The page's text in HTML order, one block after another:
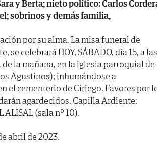
y Berta; nieto político: Carlos
sobrinos y demás familia,
por su alma. La misa funeral de
se celebrará HOY, SÁBADO, día 15, a las
de la mañana, en la iglesia parroquial de
Agustinos); inhumándose a
el cementerio de Ciriego. Favores por
agardecidos. Capilla Ardiente:
ALISAL (sala nº 10).
abril de 2023.